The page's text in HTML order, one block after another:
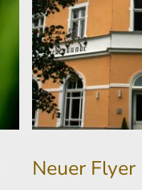
Neuer Flyer